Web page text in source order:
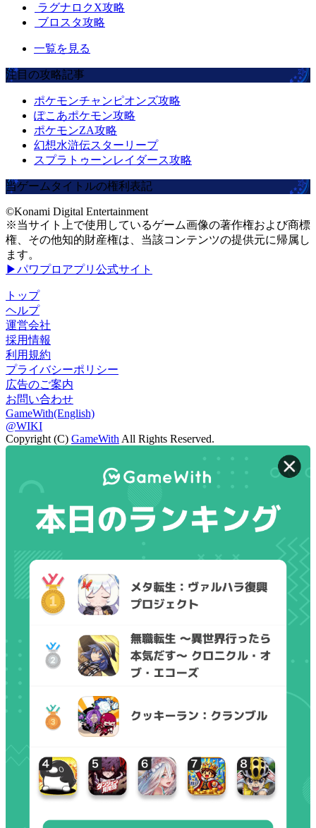
ラグナロクX攻略
ブロスタ攻略
一覧を見る
注目の攻略記事
ポケモンチャンピオンズ攻略
ぽこあポケモン攻略
ポケモンZA攻略
幻想水滸伝スターリープ
スプラトゥーンレイダース攻略
当ゲームタイトルの権利表記
©Konami Digital Entertainment
※当サイト上で使用しているゲーム画像の著作権および商標
権、その他知的財産権は、当該コンテンツの提供元に帰属し
ます。
▶パワプロアプリ公式サイト
トップ
ヘルプ
運営会社
採用情報
利用規約
プライバシーポリシー
広告のご案内
お問い合わせ
GameWith(English)
@WIKI
Copyright (C) GameWith All Rights Reserved.